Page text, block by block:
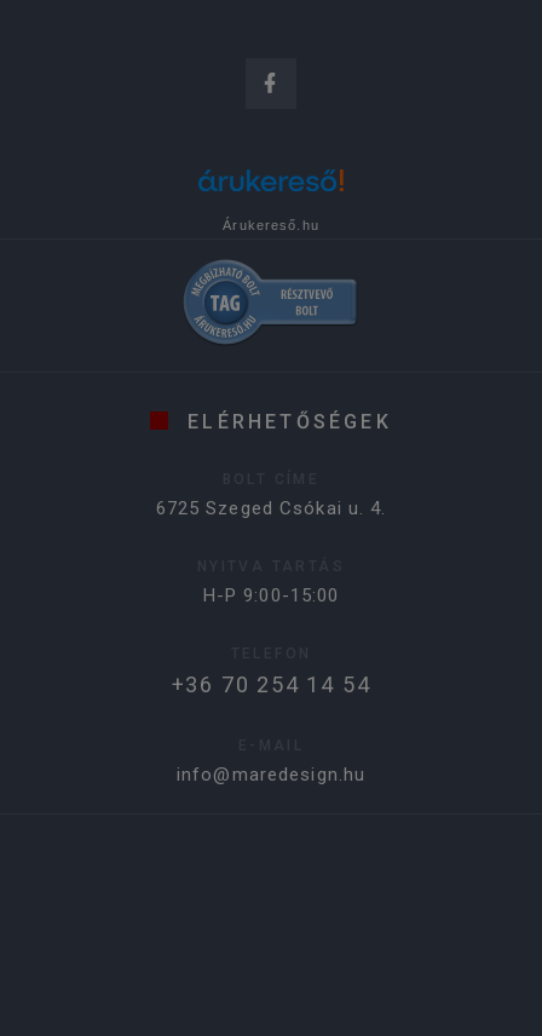
Árukereső.hu
ELÉRHETŐSÉGEK
6725 Szeged Csókai u. 4.
H-P 9:00-15:00
+36 70 254 14 54
info@maredesign.hu